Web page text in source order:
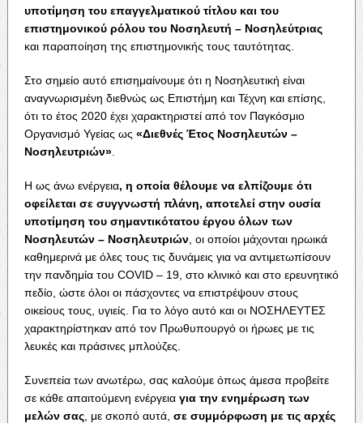
υποτίμηση του επαγγελματικού τίτλου και του
επιστημονικού ρόλου του Νοσηλευτή – Νοσηλεύτριας
και παραποίηση της επιστημονικής τους ταυτότητας.
Στο σημείο αυτό επισημαίνουμε ότι η Νοσηλευτική είναι
αναγνωρισμένη διεθνώς ως Επιστήμη και Τέχνη και επίσης,
ότι το έτος 2020 έχει χαρακτηριστεί από τον Παγκόσμιο
Οργανισμό Υγείας ως «Διεθνές Έτος Νοσηλευτών –
Νοσηλευτριών».
Η ως άνω ενέργεια, η οποία θέλουμε να ελπίζουμε ότι
οφείλεται σε συγγνωστή πλάνη, αποτελεί στην ουσία
υποτίμηση του σημαντικότατου έργου όλων των
Νοσηλευτών – Νοσηλευτριών, οι οποίοι μάχονται ηρωικά
καθημερινά με όλες τους τις δυνάμεις για να αντιμετωπίσουν
την πανδημία του COVID – 19, στο κλινικό και στο ερευνητικό
πεδίο, ώστε όλοι οι πάσχοντες να επιστρέψουν στους
οικείους τους, υγιείς. Για το λόγο αυτό και οι ΝΟΣΗΛΕΥΤΕΣ
χαρακτηρίστηκαν από τον Πρωθυπουργό οι ήρωες με τις
λευκές και πράσινες μπλούζες.
Συνεπεία των ανωτέρω, σας καλούμε όπως άμεσα προβείτε
σε κάθε απαιτούμενη ενέργεια για την ενημέρωση των
μελών σας, με σκοπό αυτά, σε συμμόρφωση με τις αρχές